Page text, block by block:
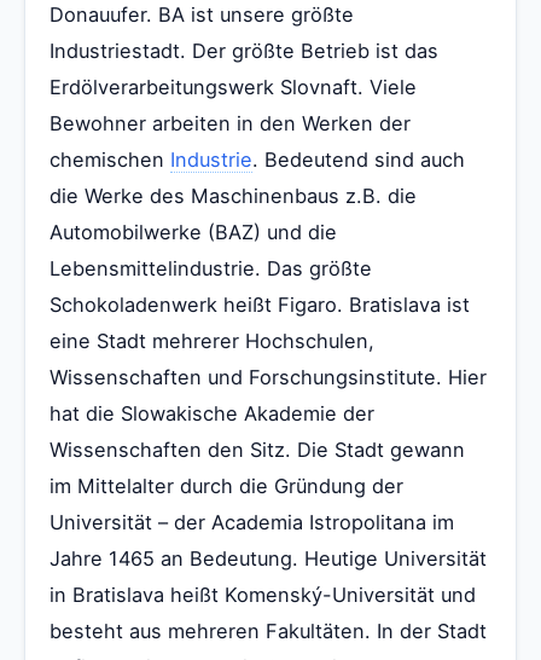
Donauufer. BA ist unsere größte
Industriestadt. Der größte Betrieb ist das
Erdölverarbeitungswerk Slovnaft. Viele
Bewohner arbeiten in den Werken der
chemischen Industrie. Bedeutend sind auch
die Werke des Maschinenbaus z.B. die
Automobilwerke (BAZ) und die
Lebensmittelindustrie. Das größte
Schokoladenwerk heißt Figaro. Bratislava ist
eine Stadt mehrerer Hochschulen,
Wissenschaften und Forschungsinstitute. Hier
hat die Slowakische Akademie der
Wissenschaften den Sitz. Die Stadt gewann
im Mittelalter durch die Gründung der
Universität – der Academia Istropolitana im
Jahre 1465 an Bedeutung. Heutige Universität
in Bratislava heißt Komenský-Universität und
besteht aus mehreren Fakultäten. In der Stadt